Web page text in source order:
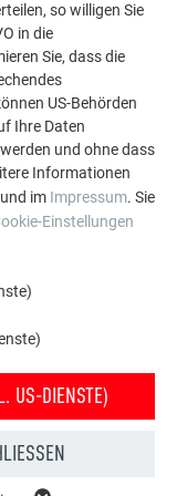
so willigen Sie
in die
Sie, dass die
US-Behörden
Ihre Daten
und ohne dass
Informationen
und im Impressum. Sie
Einstellungen
US-DIENSTE)